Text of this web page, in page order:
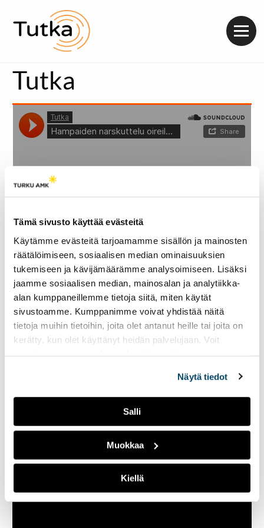
Tämä sivusto käyttää evästeitä
Käytämme evästeitä tarjoamamme sisällön ja mainosten
räätälöimiseen, sosiaalisen median ominaisuuksien
tukemiseen ja kävijämäärämme analysoimiseen. Lisäksi
jaamme sosiaalisen median, mainosalan ja analytiikka-
alan kumppaneillemme tietoja siitä, miten käytät
sivustoamme. Kumppanimme voivat yhdistää näitä
tietoja muihin tietoihin, joita olet antanut heille tai joita on
kerätty, kun olet käyttänyt heidän palvelujaan. Voit
Näytä tiedot
Salli
Muokkaa
Kiellä
Tutka
Narskuttelun oireita voi helpottaa kotikonstein. Mikäli